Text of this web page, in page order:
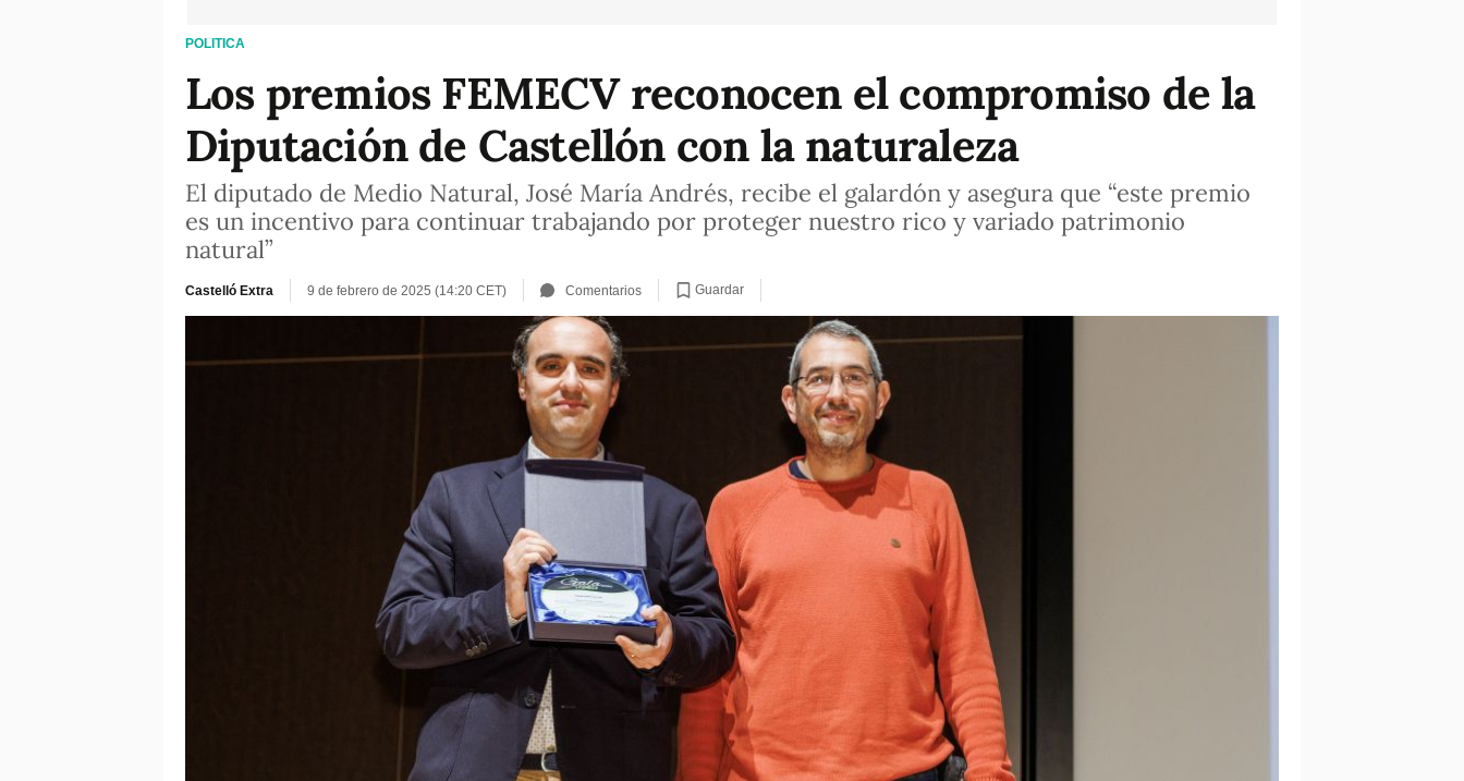
POLITICA
Los premios FEMECV reconocen el compromiso de la
Diputación de Castellón con la naturaleza
El diputado de Medio Natural, José María Andrés, recibe el galardón y asegura que “este premio
es un incentivo para continuar trabajando por proteger nuestro rico y variado patrimonio
natural”
Castelló Extra 9 de febrero de 2025 (14:20 CET) Comentarios Guardar